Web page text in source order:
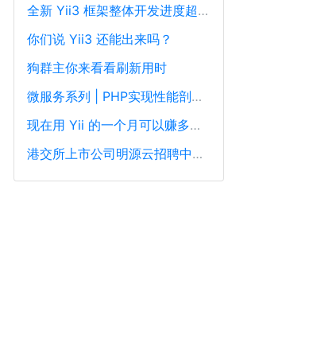
全新 Yii3 框架整体开发进度超过88%，发布在即！
你们说 Yii3 还能出来吗？
狗群主你来看看刷新用时
微服务系列 | PHP实现性能剖析、跟踪和可观察性最佳实践
现在用 Yii 的一个月可以赚多少钱？
港交所上市公司明源云招聘中高级PHP开发工程师